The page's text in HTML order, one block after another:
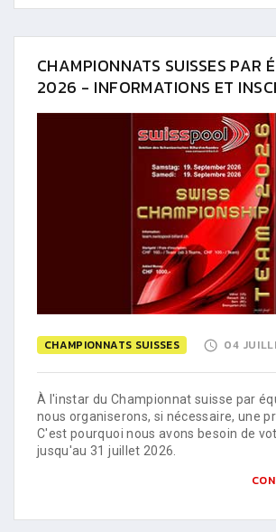
CHAMPIONNATS SUISSES PAR
2026 - INFORMATIONS ET
CHAMPIONNATS SUISSES 04
À l'instar du Championnat suisse par
nous organiserons, si nécessaire, une
C'est pourquoi nous avons besoin de
jusqu'au 31 juillet 2026.